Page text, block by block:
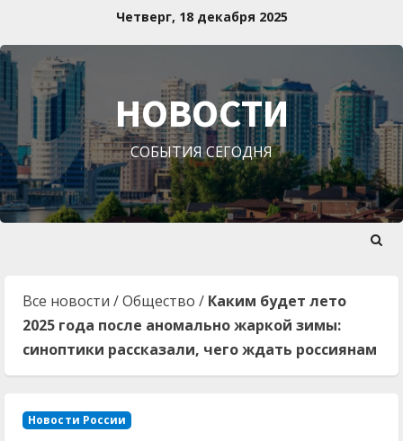
содержимому
Четверг, 18 декабря 2025
НОВОСТИ
СОБЫТИЯ СЕГОДНЯ
Все новости /Общество / Каким будет лето
2025 года после аномально жаркой зимы:
синоптики рассказали, чего ждать россиянам
Новости России